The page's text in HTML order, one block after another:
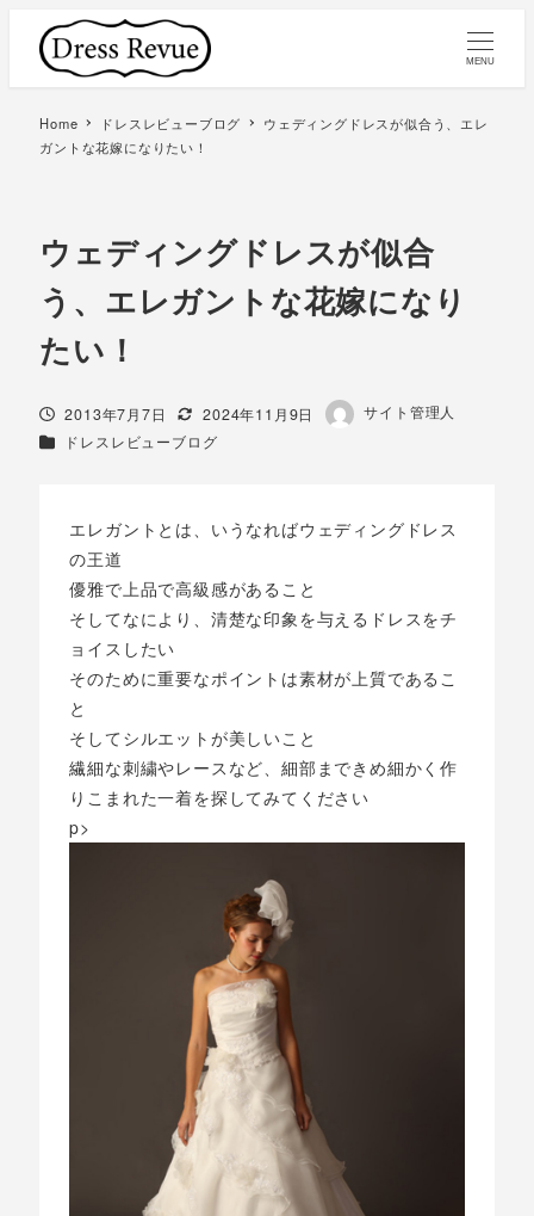
MENU
Home ドレスレビューブログ
ウェディングドレスが似合う、エレ
ガントな花嫁になりたい！
ウェディングドレスが似合
う、エレガントな花嫁になり
たい！
投稿日
2013年7月7日 更新日
2024年11月9日
著
サイト管理人
カテゴリー
ドレスレビューブログ
エレガントとは、いうなればウェディングドレス
の王道
優雅で上品で高級感があること
そしてなにより、清楚な印象を与えるドレスをチ
ョイスしたい
そのために重要なポイントは素材が上質であるこ
と
そしてシルエットが美しいこと
繊細な刺繍やレースなど、細部まできめ細かく作
りこまれた一着を探してみてください
p>